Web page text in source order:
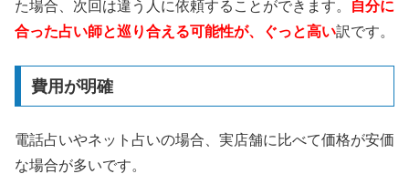
た場合、次回は違う人に依頼することができます。
自分に
合った占い師と巡り合える可能性が、ぐっと高い訳です。
費用が明確
電話占いやネット占いの場合、実店舗に比べて価格が安価
な場合が多いです。